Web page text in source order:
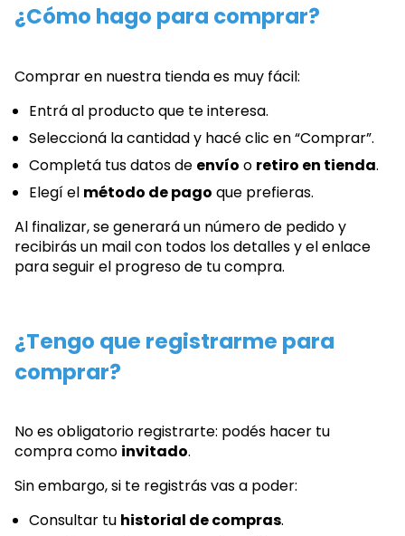
¿Cómo hago para comprar?
Comprar en nuestra tienda es muy fácil:
Entrá al producto que te interesa.
Seleccioná la cantidad y hacé clic en“Comprar”.
Completá tus datos de envío o retiro en tienda.
Elegí el método de pago que prefieras.
Al finalizar, se generará un número de pedido y
recibirás un mail con todos los detalles y el enlace
para seguir el progreso de tu compra.
¿Tengo que registrarme para
comprar?
No es obligatorio registrarte: podés hacer tu
compra como invitado.
Sin embargo, si te registrás vas a poder:
Consultar tu historial de compras.